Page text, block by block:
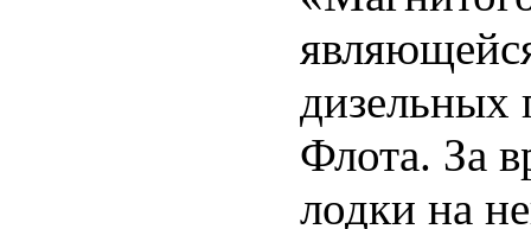
дизельных
Флота. За
лодки на